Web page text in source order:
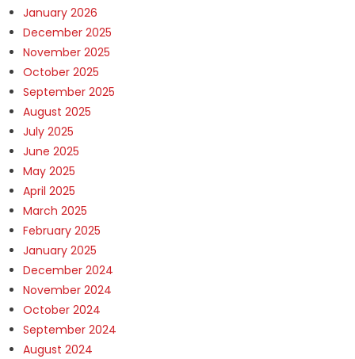
January 2026
December 2025
November 2025
October 2025
September 2025
August 2025
July 2025
June 2025
May 2025
April 2025
March 2025
February 2025
January 2025
December 2024
November 2024
October 2024
September 2024
August 2024